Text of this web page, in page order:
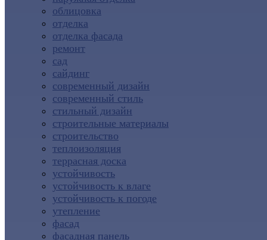
облицовка
отделка
отделка фасада
ремонт
сад
сайдинг
современный дизайн
современный стиль
стильный дизайн
строительные материалы
строительство
теплоизоляция
террасная доска
устойчивость
устойчивость к влаге
устойчивость к погоде
утепление
фасад
фасадная панель